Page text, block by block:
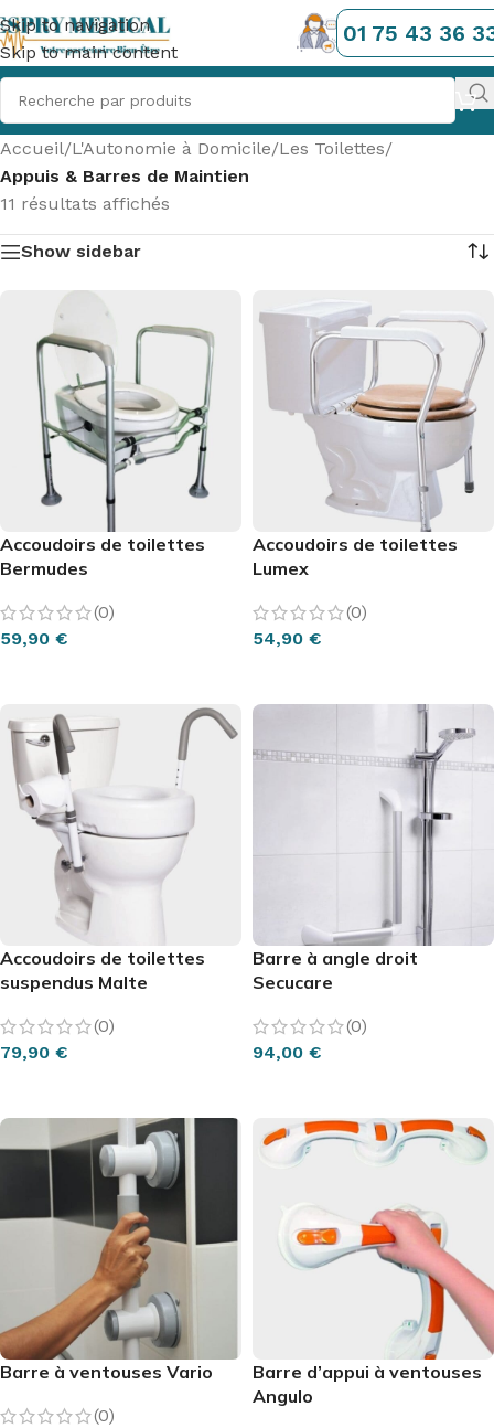
Skip to navigation
Skip to main content
01 75 43 36
Accueil/L'Autonomie à Domicile/Les Toilettes/
Appuis & Barres de Maintien
11 résultats affichés
Show sidebar
Accoudoirs de toilettes
Bermudes
(0)
59,90 €
Accoudoirs de toilettes
Lumex
(0)
54,90 €
Accoudoirs de toilettes
suspendus Malte
(0)
79,90 €
Barre à angle droit
Secucare
(0)
94,00 €
Barre à ventouses Vario
(0)
Barre d’appui à ventouses
Angulo